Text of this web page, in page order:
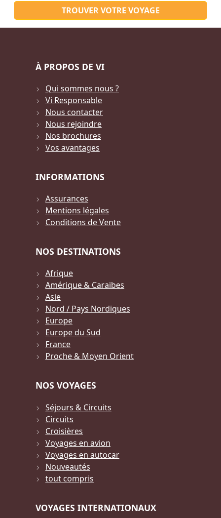
TROUVER VOTRE VOYAGE
À PROPOS DE VI
Qui sommes nous ?
Vi Responsable
Nous contacter
Nous rejoindre
Nos brochures
Vos avantages
INFORMATIONS
Assurances
Mentions légales
Conditions de Vente
NOS DESTINATIONS
Afrique
Amérique & Caraïbes
Asie
Nord / Pays Nordiques
Europe
Europe du Sud
France
Proche & Moyen Orient
NOS VOYAGES
Séjours & Circuits
Circuits
Croisières
Voyages en avion
Voyages en autocar
Nouveautés
tout compris
VOYAGES INTERNATIONAUX